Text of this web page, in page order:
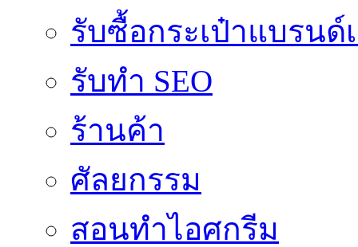
รับซื้อกระเป๋าแบรนด์
รับทำ SEO
ร้านค้า
ศัลยกรรม
สอนทำไอศกรีม